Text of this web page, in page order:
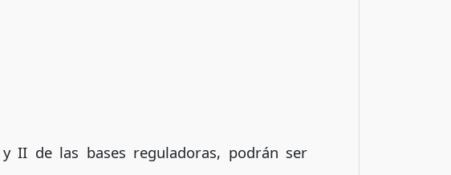
II de las bases reguladoras, podrán ser